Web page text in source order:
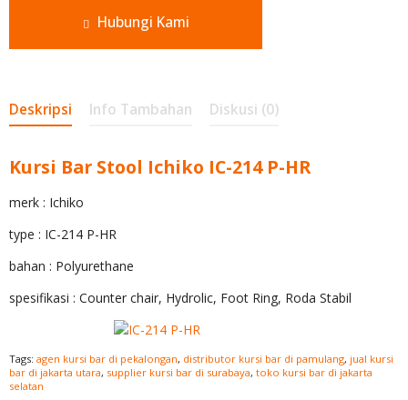
Hubungi Kami
Deskripsi Info Tambahan Diskusi (0)
Kursi Bar Stool Ichiko IC-214 P-HR
merk : Ichiko
type : IC-214 P-HR
bahan : Polyurethane
spesifikasi : Counter chair, Hydrolic, Foot Ring, Roda Stabil
Tags: agen kursi bar di pekalongan, distributor kursi bar di pamulang, jual kursi
bar di jakarta utara, supplier kursi bar di surabaya, toko kursi bar di jakarta
selatan